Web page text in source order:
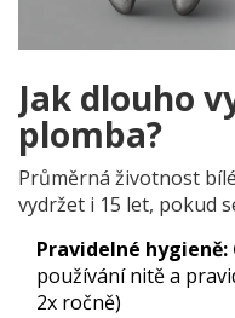
Jak dlouho
plomba?
Průměrná životnost
vydržet i 15 let, pokud
Pravidelné hygieně:
používání nitě a
2x ročně)